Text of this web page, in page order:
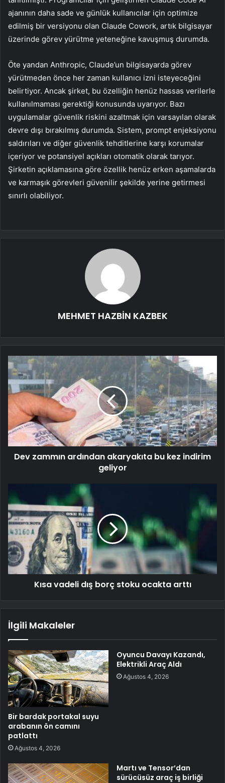
ajanının daha sade ve günlük kullanıcılar için optimize
edilmiş bir versiyonu olan Claude Cowork, artık bilgisayar
üzerinde görev yürütme yeteneğine kavuşmuş durumda.
Öte yandan Anthropic, Claude’un bilgisayarda görev
yürütmeden önce her zaman kullanıcı izni isteyeceğini
belirtiyor. Ancak şirket, bu özelliğin henüz hassas verilerle
kullanılmaması gerektiği konusunda uyarıyor. Bazı
uygulamalar güvenlik riskini azaltmak için varsayılan olarak
devre dışı bırakılmış durumda. Sistem, prompt enjeksiyonu
saldırıları ve diğer güvenlik tehditlerine karşı korumalar
içeriyor ve potansiyel açıkları otomatik olarak tarıyor.
Şirketin açıklamasına göre özellik henüz erken aşamalarda
ve karmaşık görevleri güvenilir şekilde yerine getirmesi
sınırlı olabiliyor.
MEHMET HAZBİN KAZBEK
Dev zammın ardından akaryakıta bu kez indirim
geliyor
Kısa vadeli dış borç stoku ocakta arttı
İlgili Makaleler
Bir bardak portakal suyu
arabanın ön camını
patlattı
Ağustos 4, 2026
Oyuncu Davayı Kazandı,
Elektrikli Araç Aldı
Ağustos 4, 2026
Martı ve Tensor’dan
sürücüsüz araç iş birliği